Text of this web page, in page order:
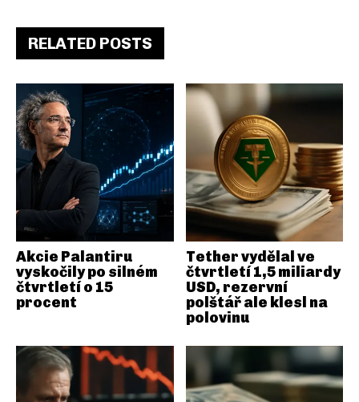
RELATED POSTS
Akcie Palantiru
vyskočily po silném
čtvrtletí o 15
procent
Tether vydělal ve
čtvrtletí 1,5 miliardy
USD, rezervní
polštář ale klesl na
polovinu